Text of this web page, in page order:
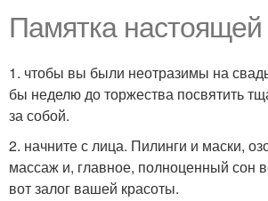
Памятка настоящей
1. чтобы вы были неотразимы на
бы неделю до торжества посвятить
за собой.
2. начните с лица. Пилинги и маски,
массаж и, главное, полноценный сон
вот залог вашей красоты.